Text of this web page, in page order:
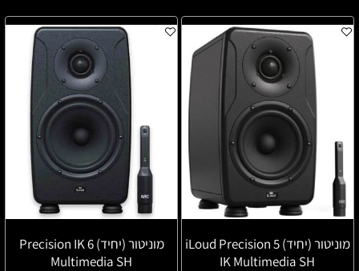
מוניטור (יחיד) iLoud Precision 5
IK Multimedia SH
מוניטור (יחיד) 6 Precision IK
Multimedia SH